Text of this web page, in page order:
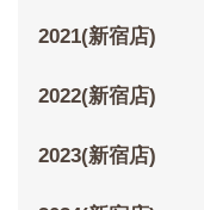
2021(新宿店)
2022(新宿店)
2023(新宿店)